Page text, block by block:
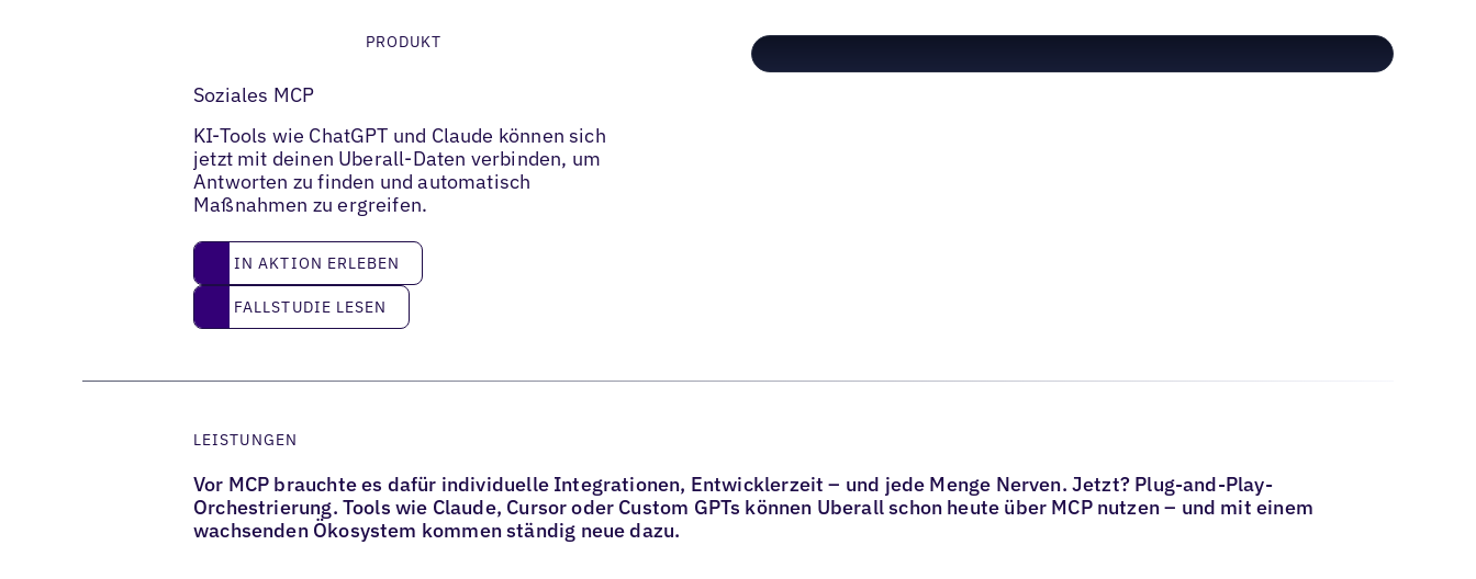
PRODUKT
Soziales MCP
KI-Tools wie ChatGPT und Claude können sich
jetzt mit deinen Uberall-Daten verbinden, um
Antworten zu finden und automatisch
Maßnahmen zu ergreifen.
IN AKTION ERLEBEN
IN AKTION ERLEBEN
Fallstudie lesen
FALLSTUDIE LESEN
LEISTUNGEN
Vor MCP brauchte es dafür individuelle Integrationen, Entwicklerzeit – und jede Menge Nerven. Jetzt? Plug-and-Play-
Orchestrierung. Tools wie Claude, Cursor oder Custom GPTs können Uberall schon heute über MCP nutzen – und mit einem
wachsenden Ökosystem kommen ständig neue dazu.